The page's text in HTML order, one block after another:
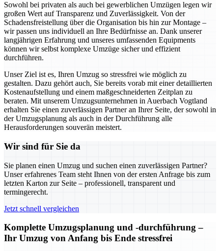
Sowohl bei privaten als auch bei gewerblichen Umzügen legen wir
großen Wert auf Transparenz und Zuverlässigkeit. Von der
Schadensfreistellung über die Organisation bis hin zur Montage –
wir passen uns individuell an Ihre Bedürfnisse an. Dank unserer
langjährigen Erfahrung und unseres umfassenden Equipments
können wir selbst komplexe Umzüge sicher und effizient
durchführen.
Unser Ziel ist es, Ihren Umzug so stressfrei wie möglich zu
gestalten. Dazu gehört auch, Sie bereits vorab mit einer detaillierten
Kostenaufstellung und einem maßgeschneiderten Zeitplan zu
beraten. Mit unserem Umzugsunternehmen in Auerbach Vogtland
erhalten Sie einen zuverlässigen Partner an Ihrer Seite, der sowohl in
der Umzugsplanung als auch in der Durchführung alle
Herausforderungen souverän meistert.
Wir sind für Sie da
Sie planen einen Umzug und suchen einen zuverlässigen Partner?
Unser erfahrenes Team steht Ihnen von der ersten Anfrage bis zum
letzten Karton zur Seite – professionell, transparent und
termingerecht.
Jetzt schnell vergleichen
Komplette Umzugsplanung und -durchführung –
Ihr Umzug von Anfang bis Ende stressfrei